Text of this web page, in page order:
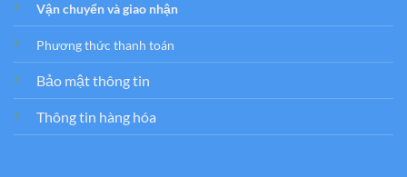
Vận chuyển và giao nhận
Phương thức thanh toán
Bảo mật thông tin
Thông tin hàng hóa